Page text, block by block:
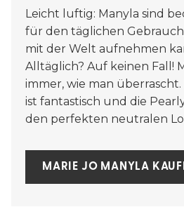
Leicht luftig: Manyla sind
für den täglichen
mit der Welt aufnehmen
Alltäglich? Auf keinen Fall!
immer, wie man überrascht.
ist fantastisch und die
den perfekten neutralen
MARIE JO MANYLA